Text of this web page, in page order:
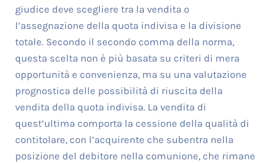
giudice deve scegliere tra la vendita o
l’assegnazione della quota indivisa e la divisione
totale. Secondo il secondo comma della norma,
questa scelta non è più basata su criteri di mera
opportunità e convenienza, ma su una valutazione
prognostica delle possibilità di riuscita della
vendita della quota indivisa. La vendita di
quest’ultima comporta la cessione della qualità di
contitolare, con l’acquirente che subentra nella
posizione del debitore nella comunione, che rimane